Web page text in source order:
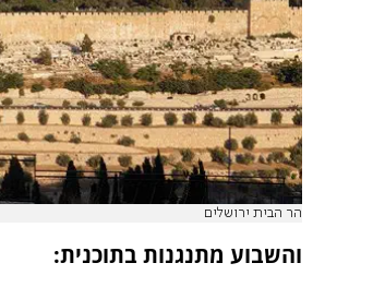
הר הבית ירושלים
והשבוע מתנגנות בתוכנית: